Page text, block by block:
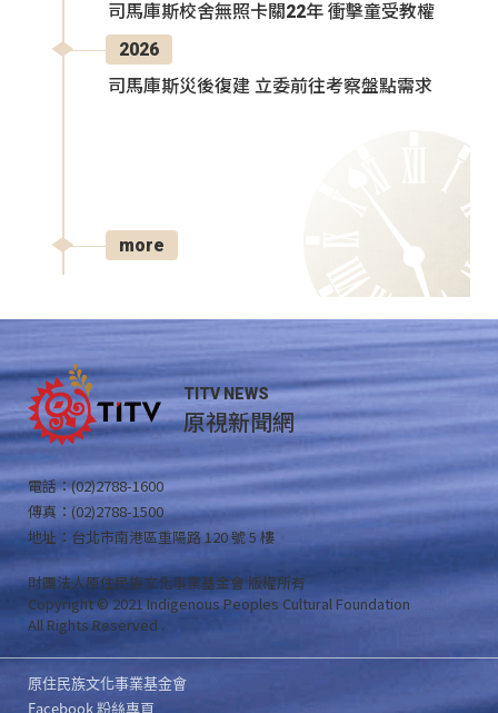
司馬庫斯校舍無照卡關22年 衝擊童受教權
2026
司馬庫斯災後復建 立委前往考察盤點需求
more
TITV NEWS
原視新聞網
電話：(02)2788-1600
傳真：(02)2788-1500
地址：台北市南港區重陽路 120 號 5 樓
財團法人原住民族文化事業基金會 版權所有
Copyright © 2021 Indigenous Peoples Cultural Foundation
All Rights Reserved .
原住民族文化事業基金會
Facebook 粉絲專頁